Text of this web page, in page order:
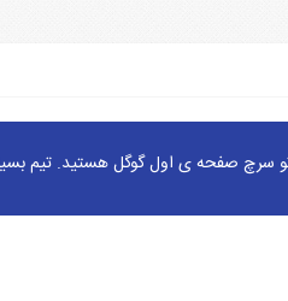
سرچ صفحه ی اول گوگل هستید. تیم